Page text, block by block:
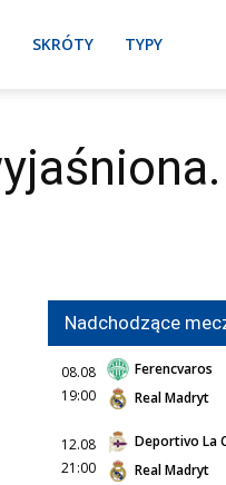
SKRÓTY TYPY
Nadchodzące
08.08
19:00
Ferencvaros
Real Madryt
12.08
21:00
Deportivo La
Real Madryt